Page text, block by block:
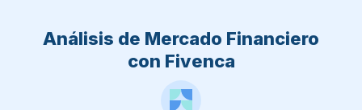
Análisis de Mercado Financiero
con Fivenca